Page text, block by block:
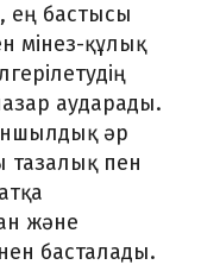
ең бастысы
мінез-құлық
аударады.
әр
тазалық пен
және
басталады.